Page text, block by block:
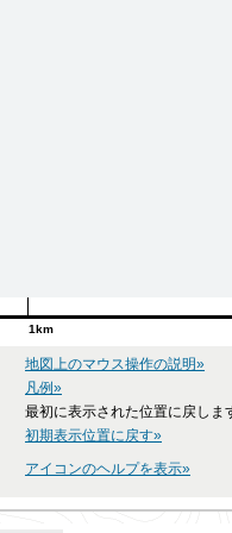
1km
地図上のマウス操作の説明»
凡例»
最初に表示された位置に戻しま
初期表示位置に戻す»
アイコンのヘルプを表示»